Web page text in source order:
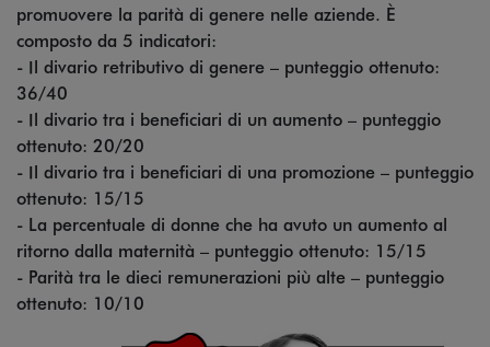
promuovere la parità di genere nelle aziende. È
composto da 5 indicatori:
- Il divario retributivo di genere – punteggio ottenuto:
36/40
- Il divario tra i beneficiari di un aumento – punteggio
ottenuto: 20/20
- Il divario tra i beneficiari di una promozione – punteggio
ottenuto: 15/15
- La percentuale di donne che ha avuto un aumento al
ritorno dalla maternità – punteggio ottenuto: 15/15
- Parità tra le dieci remunerazioni più alte – punteggio
ottenuto: 10/10